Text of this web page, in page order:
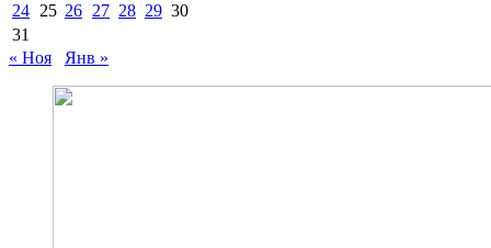
24 25 26 27 28 29 30
31
« Ноя
Янв »